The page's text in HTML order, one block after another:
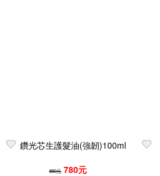
鑽光芯生護髮油(強韌)100ml
880元 780元